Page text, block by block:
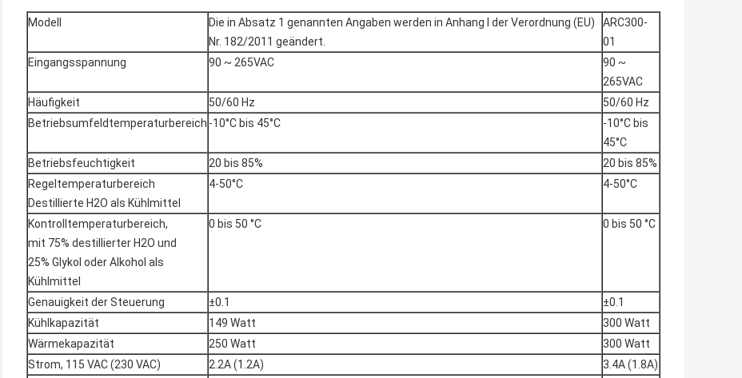
Modell
Die in Absatz 1 genannten Angaben werden in Anhang I der Verordnung (EU)
Nr. 182/2011 geändert.
ARC300-
01
Eingangsspannung
90 ~ 265VAC
90 ~
265VAC
Häufigkeit
50/60 Hz
50/60 Hz
Betriebsumfeldtemperaturbereich -10°C bis 45°C
-10°C bis
45°C
Betriebsfeuchtigkeit
20 bis 85%
20 bis 85%
Regeltemperaturbereich
Destillierte H2O als Kühlmittel
4-50°C 4-50°C
Kontrolltemperaturbereich,
mit 75% destillierter H2O und
25% Glykol oder Alkohol als
Kühlmittel
0 bis 50 °C 0 bis 50 °C
Genauigkeit der Steuerung ±0.1
±0.1
Kühlkapazität
149 Watt
300 Watt
Wärmekapazität
250 Watt
300 Watt
Strom, 115 VAC (230 VAC)
2.2A (1.2A)
3.4A (1.8A)